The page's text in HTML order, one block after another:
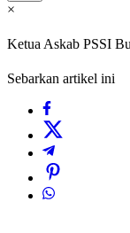
×
Ketua Askab PSSI
Sebarkan artikel ini